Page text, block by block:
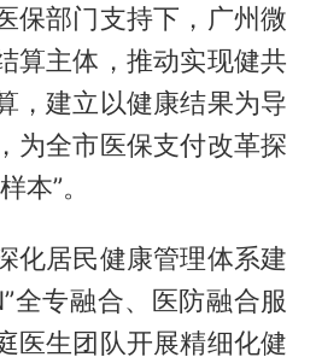
保部门支持下，广州微
算主体，推动实现健共
，建立以健康结果为导
为全市医保支付改革探
本”。
化居民健康管理体系建
全专融合、医防融合服
医生团队开展精细化健